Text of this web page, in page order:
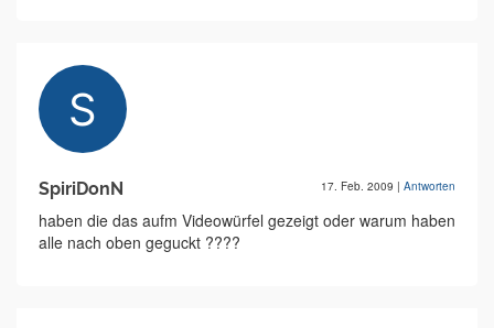
SpiriDonN 17. Feb. 2009 | Antworten
haben die das aufm Videowürfel gezeigt oder warum haben
alle nach oben geguckt ????